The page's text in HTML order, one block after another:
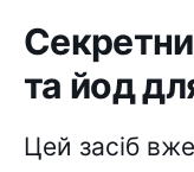
та йод
Цей засіб